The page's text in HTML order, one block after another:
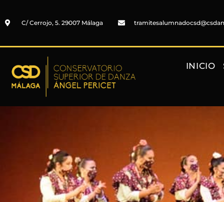
C/ Cerrojo, 5. 29007 Málaga
INICIO